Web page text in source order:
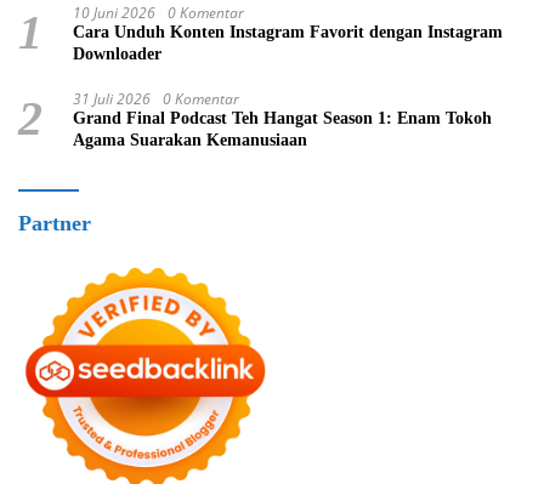
1 10 Juni 2026 0 Komentar
Cara Unduh Konten Instagram Favorit dengan Instagram
Downloader
2 31 Juli 2026 0 Komentar
Grand Final Podcast Teh Hangat Season 1: Enam Tokoh
Agama Suarakan Kemanusiaan
Partner